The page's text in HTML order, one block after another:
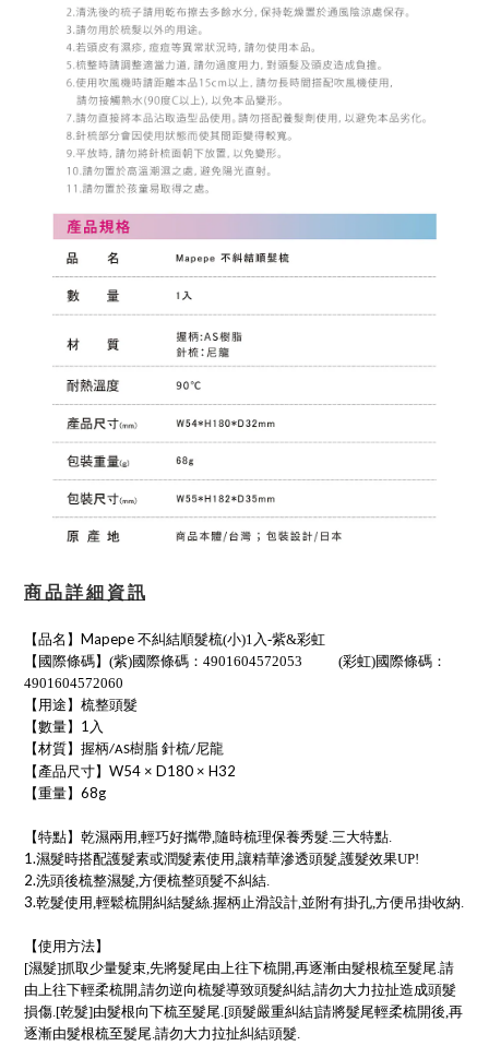
商 品 詳 細 資 訊
【品名】Mapepe 不糾結順髮梳(小)1入-紫&彩虹
【國際條碼】 (紫)國際條碼：4901604572053 (彩虹)國際條碼：
4901604572060
【用途】 梳整頭髮
【數量】1入
【材質】 握柄/AS樹脂 針梳/尼龍
【產品尺寸】W54 × D180 × H32
【重量】68g
【特點】 乾濕兩用,輕巧好攜帶,隨時梳理保養秀髮.三大特點.
1.濕髮時搭配護髮素或潤髮素使用,讓精華滲透頭髮,護髮效果UP!
2.洗頭後梳整濕髮,方便梳整頭髮不糾結.
3.乾髮使用,輕鬆梳開糾結髮絲.握柄止滑設計,並附有掛孔,方便吊掛收納.
【使用方法】
[濕髮]抓取少量髮束,先將髮尾由上往下梳開,再逐漸由髮根梳至髮尾.請
由上往下輕柔梳開,請勿逆向梳髮導致頭髮糾結,請勿大力拉扯造成頭髮
損傷.[乾髮]由髮根向下梳至髮尾.[頭髮嚴重糾結]請將髮尾輕柔梳開後,再
逐漸由髮根梳至髮尾.請勿大力拉扯糾結頭髮.